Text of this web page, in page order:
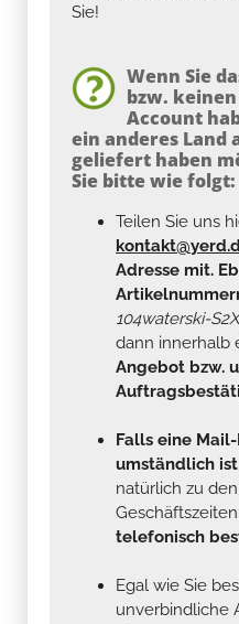
Sie!
Wenn Sie
bzw.
Account
ein anderes Land
geliefert haben
Sie bitte wie folgt:
Teilen Sie uns
Adresse mit.
104waterski-
dann innerhalb
Angebot bzw.
Falls eine
umständlich ist
natürlich zu
telefonisch
Egal wie Sie
unverbindliche